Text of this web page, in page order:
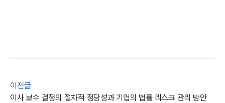
고객후기
이전글
이사 보수 결정의 절차적 정당성과 기업의 법률 리스크 관리 방안